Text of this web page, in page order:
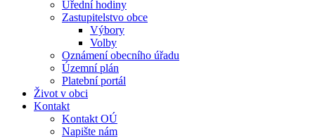
Úřední hodiny
Zastupitelstvo obce
Výbory
Volby
Oznámení obecního úřadu
Územní plán
Platební portál
Život v obci
Kontakt
Kontakt OÚ
Napište nám